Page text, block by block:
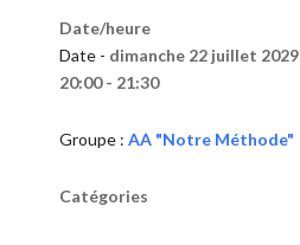
Date/heure
Date - dimanche 22 juillet 2029
20:00 - 21:30
Groupe : AA "Notre Méthode"
Catégories